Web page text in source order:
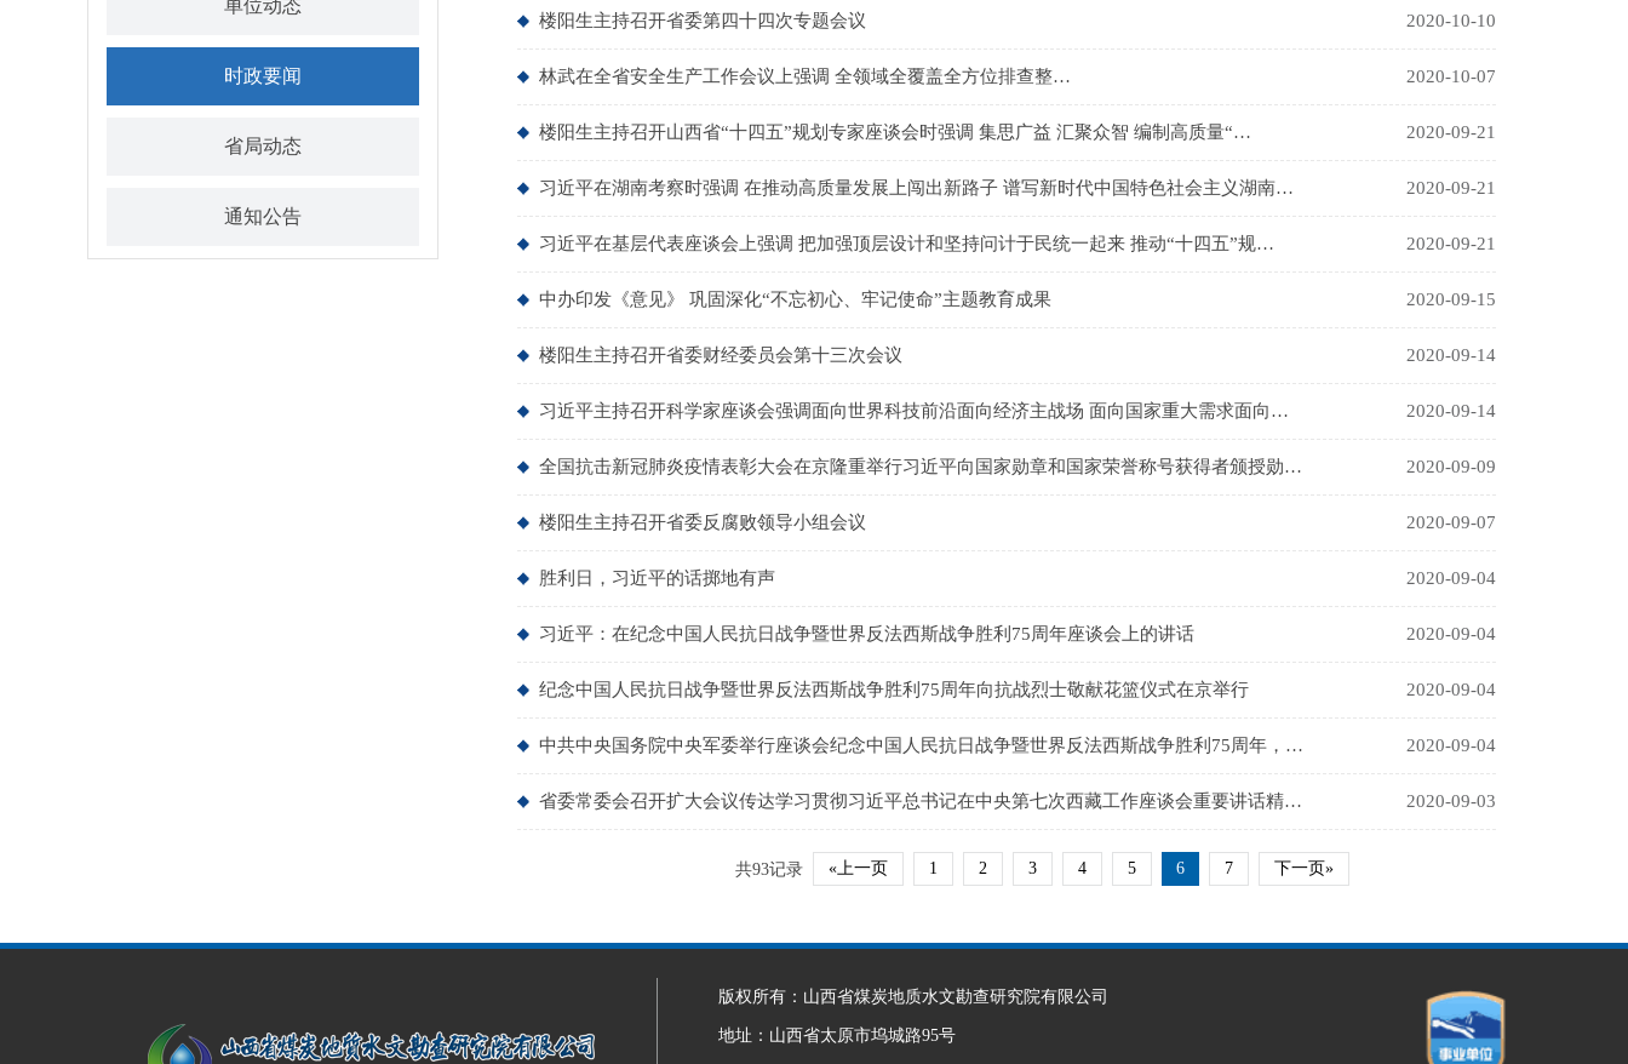
单位动态
时政要闻
省局动态
通知公告
楼阳生主持召开省委第四十四次专题会议 2020-10-10
林武在全省安全生产工作会议上强调 全领域全覆盖全方位排查整… 2020-10-07
楼阳生主持召开山西省“十四五”规划专家座谈会时强调 集思广益 汇聚众智 编制高质量“… 2020-09-21
习近平在湖南考察时强调 在推动高质量发展上闯出新路子 谱写新时代中国特色社会主义湖南… 2020-09-21
习近平在基层代表座谈会上强调 把加强顶层设计和坚持问计于民统一起来 推动“十四五”规… 2020-09-21
中办印发《意见》 巩固深化“不忘初心、牢记使命”主题教育成果 2020-09-15
楼阳生主持召开省委财经委员会第十三次会议 2020-09-14
习近平主持召开科学家座谈会强调面向世界科技前沿面向经济主战场 面向国家重大需求面向… 2020-09-14
全国抗击新冠肺炎疫情表彰大会在京隆重举行习近平向国家勋章和国家荣誉称号获得者颁授勋… 2020-09-09
楼阳生主持召开省委反腐败领导小组会议 2020-09-07
胜利日，习近平的话掷地有声 2020-09-04
习近平：在纪念中国人民抗日战争暨世界反法西斯战争胜利75周年座谈会上的讲话 2020-09-04
纪念中国人民抗日战争暨世界反法西斯战争胜利75周年向抗战烈士敬献花篮仪式在京举行 2020-09-04
中共中央国务院中央军委举行座谈会纪念中国人民抗日战争暨世界反法西斯战争胜利75周年，… 2020-09-04
省委常委会召开扩大会议传达学习贯彻习近平总书记在中央第七次西藏工作座谈会重要讲话精… 2020-09-03
共93记录 «上一页 1 2 3 4 5 6 7 下一页»
版权所有：山西省煤炭地质水文勘查研究院有限公司
地址：山西省太原市坞城路95号